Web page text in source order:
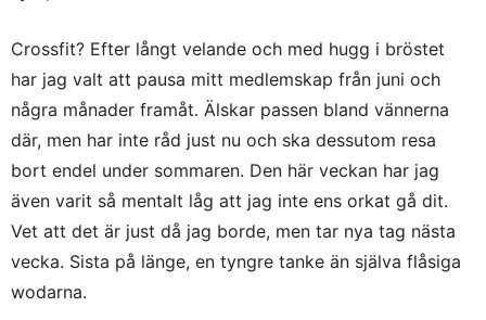
Crossfit? Efter långt velande och med hugg i bröstet
har jag valt att pausa mitt medlemskap från juni och
några månader framåt. Älskar passen bland vännerna
där, men har inte råd just nu och ska dessutom resa
bort endel under sommaren. Den här veckan har jag
även varit så mentalt låg att jag inte ens orkat gå dit.
Vet att det är just då jag borde, men tar nya tag nästa
vecka. Sista på länge, en tyngre tanke än själva flåsiga
wodarna.